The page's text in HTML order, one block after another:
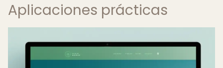
Aplicaciones prácticas